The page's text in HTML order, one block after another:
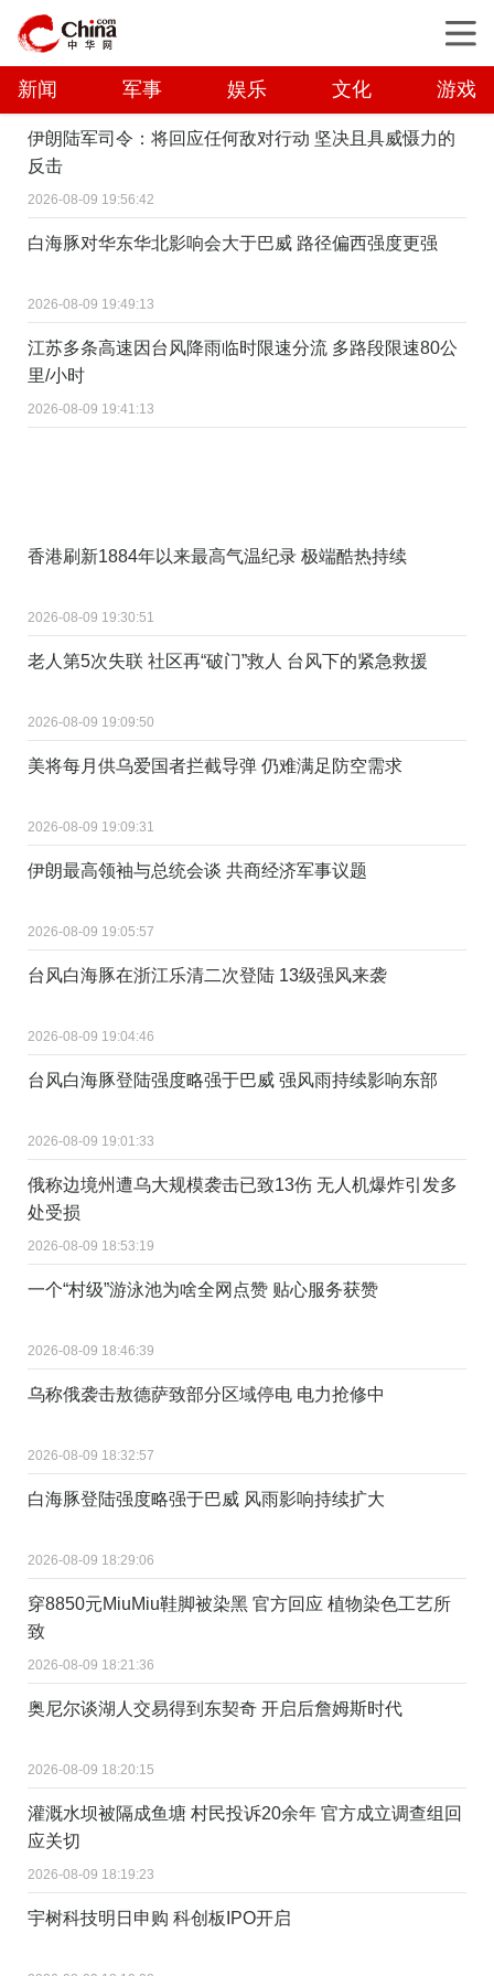
新闻 军事 娱乐 文化 游戏
伊朗陆军司令：将回应任何敌对行动 坚决且具威慑力的
反击
2026-08-09 19:56:42
白海豚对华东华北影响会大于巴威 路径偏西强度更强
2026-08-09 19:49:13
江苏多条高速因台风降雨临时限速分流 多路段限速80公
里/小时
2026-08-09 19:41:13
香港刷新1884年以来最高气温纪录 极端酷热持续
2026-08-09 19:30:51
老人第5次失联 社区再“破门”救人 台风下的紧急救援
2026-08-09 19:09:50
美将每月供乌爱国者拦截导弹 仍难满足防空需求
2026-08-09 19:09:31
伊朗最高领袖与总统会谈 共商经济军事议题
2026-08-09 19:05:57
台风白海豚在浙江乐清二次登陆 13级强风来袭
2026-08-09 19:04:46
台风白海豚登陆强度略强于巴威 强风雨持续影响东部
2026-08-09 19:01:33
俄称边境州遭乌大规模袭击已致13伤 无人机爆炸引发多
处受损
2026-08-09 18:53:19
一个“村级”游泳池为啥全网点赞 贴心服务获赞
2026-08-09 18:46:39
乌称俄袭击敖德萨致部分区域停电 电力抢修中
2026-08-09 18:32:57
白海豚登陆强度略强于巴威 风雨影响持续扩大
2026-08-09 18:29:06
穿8850元MiuMiu鞋脚被染黑 官方回应 植物染色工艺所
致
2026-08-09 18:21:36
奥尼尔谈湖人交易得到东契奇 开启后詹姆斯时代
2026-08-09 18:20:15
灌溉水坝被隔成鱼塘 村民投诉20余年 官方成立调查组回
应关切
2026-08-09 18:19:23
宇树科技明日申购 科创板IPO开启